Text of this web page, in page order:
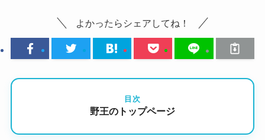
よかったらシェアしてね！
目次
野王のトップページ